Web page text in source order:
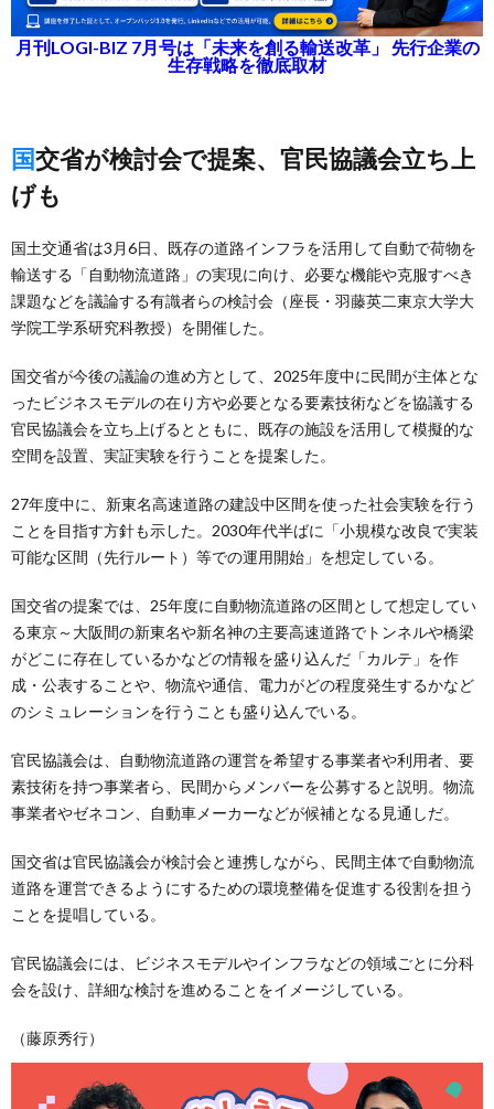
月刊LOGI-BIZ 7月号は「未来を創る輸送改革」 先行企業の
生存戦略を徹底取材
国交省が検討会で提案、官民協議会立ち上
げも
国土交通省は3月6日、既存の道路インフラを活用して自動で荷物を
輸送する「自動物流道路」の実現に向け、必要な機能や克服すべき
課題などを議論する有識者らの検討会（座長・羽藤英二東京大学大
学院工学系研究科教授）を開催した。
国交省が今後の議論の進め方として、2025年度中に民間が主体とな
ったビジネスモデルの在り方や必要となる要素技術などを協議する
官民協議会を立ち上げるとともに、既存の施設を活用して模擬的な
空間を設置、実証実験を行うことを提案した。
27年度中に、新東名高速道路の建設中区間を使った社会実験を行う
ことを目指す方針も示した。2030年代半ばに「小規模な改良で実装
可能な区間（先行ルート）等での運用開始」を想定している。
国交省の提案では、25年度に自動物流道路の区間として想定してい
る東京～大阪間の新東名や新名神の主要高速道路でトンネルや橋梁
がどこに存在しているかなどの情報を盛り込んだ「カルテ」を作
成・公表することや、物流や通信、電力がどの程度発生するかなど
のシミュレーションを行うことも盛り込んでいる。
官民協議会は、自動物流道路の運営を希望する事業者や利用者、要
素技術を持つ事業者ら、民間からメンバーを公募すると説明。物流
事業者やゼネコン、自動車メーカーなどが候補となる見通しだ。
国交省は官民協議会が検討会と連携しながら、民間主体で自動物流
道路を運営できるようにするための環境整備を促進する役割を担う
ことを提唱している。
官民協議会には、ビジネスモデルやインフラなどの領域ごとに分科
会を設け、詳細な検討を進めることをイメージしている。
（藤原秀行）